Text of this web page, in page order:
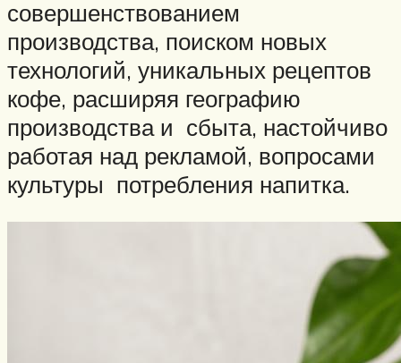
совершенствованием
производства, поиском новых
технологий, уникальных рецептов
кофе, расширяя географию
производства и сбыта, настойчиво
работая над рекламой, вопросами
культуры потребления напитка.